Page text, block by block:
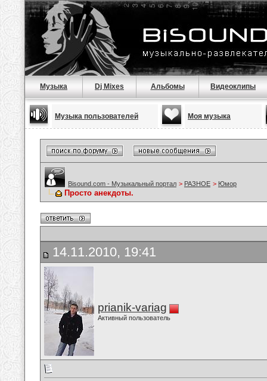
Музыка Dj Mixes Альбомы Видеоклипы
Музыка пользователей Моя музыка
Bisound.com - Музыкальный портал > РАЗНОЕ > Юмор
Просто анекдоты.
14.11.2010, 19:41
prianik-variag
Активный пользователь